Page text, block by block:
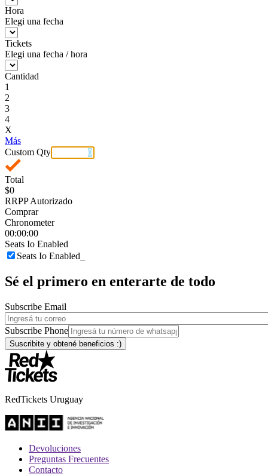
Hora
Elegi una fecha
Tickets
Elegi una fecha / hora
Cantidad
1
2
3
4
X
Más
Custom Qty
Total
$0
RRPP Autorizado
Comprar
Chronometer
00:00:00
Seats Io Enabled
Seats Io Enabled_
Sé el primero en enterarte de todo
Subscribe Email
Subscribe Phone
RedTickets Uruguay
Devoluciones
Preguntas Frecuentes
Contacto